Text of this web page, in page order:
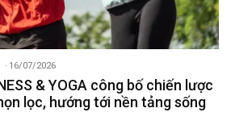
- 16/07/2026
& YOGA công bố chiến lược
lọc, hướng tới nền tảng sống